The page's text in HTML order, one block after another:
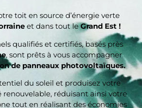
toit en source d’énergie verte
et dans tout leGrand Est !
qualifiés et certifiés, basés près
, sont prêts à vous accompagner
de panneaux photovoltaïques.
du soleil et produisez votre
réduisant ainsi votre
tout en réalisant des économies